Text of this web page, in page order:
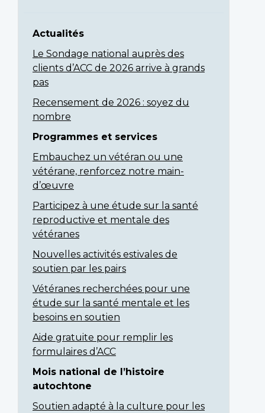
Actualités
Le Sondage national auprès des
clients d’ACC de 2026 arrive à grands
pas
Recensement de 2026 : soyez du
nombre
Programmes et services
Embauchez un vétéran ou une
vétérane, renforcez notre main-
d’œuvre
Participez à une étude sur la santé
reproductive et mentale des
vétéranes
Nouvelles activités estivales de
soutien par les pairs
Vétéranes recherchées pour une
étude sur la santé mentale et les
besoins en soutien
Aide gratuite pour remplir les
formulaires d’ACC
Mois national de l’histoire
autochtone
Soutien adapté à la culture pour les